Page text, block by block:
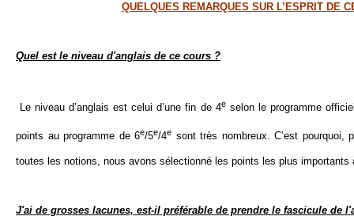
QUELQUES REMARQUES SUR L’ESPRIT DE
Quel est le niveau d'anglais de ce cours ?
Le niveau d’anglais est celui d’une fin de 4eselon le programme
points au programme de 6e/5e/4e sont très nombreux. C’est pourquoi,
toutes les notions, nous avons sélectionné les points les plus
J'ai de grosses lacunes, est-il préférable de prendre le fascicule de